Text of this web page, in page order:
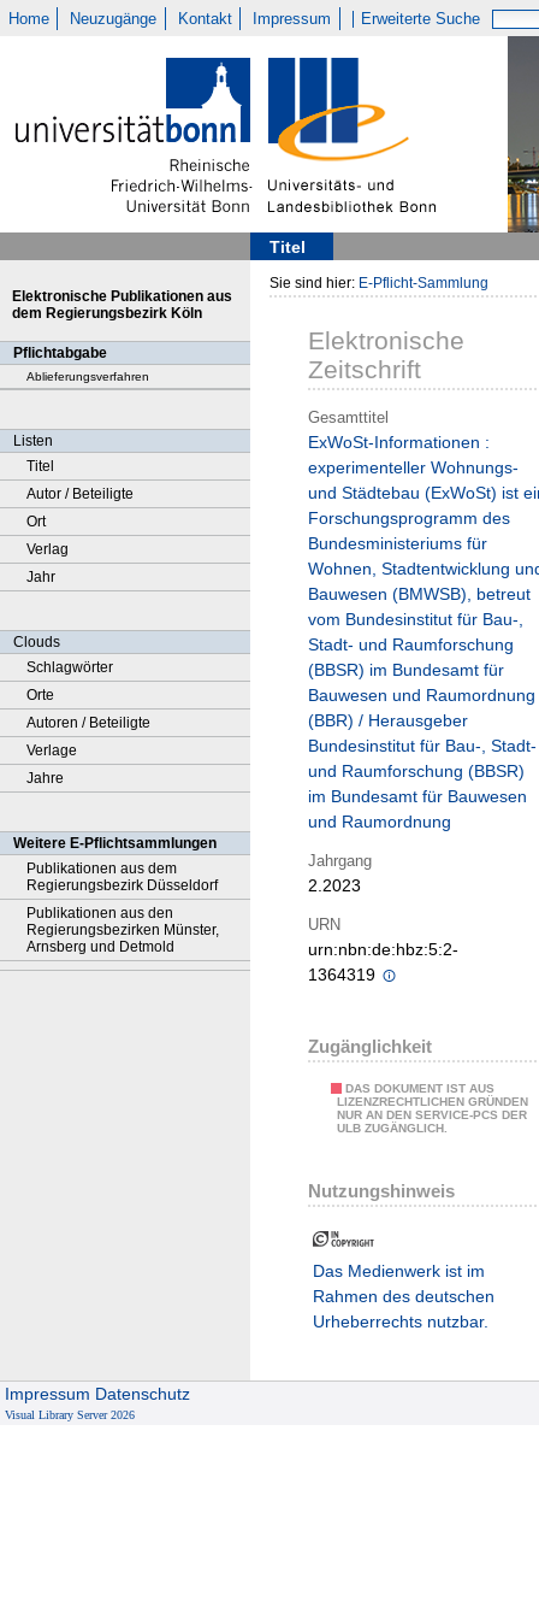
Home Neuzugänge Kontakt Impressum Erweiterte Suche
Titel
Elektronische Publikationen aus
dem Regierungsbezirk Köln
Pflichtabgabe
Ablieferungsverfahren
Listen
Titel
Autor / Beteiligte
Ort
Verlag
Jahr
Clouds
Schlagwörter
Orte
Autoren / Beteiligte
Verlage
Jahre
Weitere E-Pflichtsammlungen
Publikationen aus dem
Regierungsbezirk Düsseldorf
Publikationen aus den
Regierungsbezirken Münster,
Arnsberg und Detmold
Sie sind hier: E-Pflicht-Sammlung
Elektronische
Zeitschrift
Gesamttitel
ExWoSt-Informationen :
experimenteller Wohnungs-
und Städtebau (ExWoSt) ist
Forschungsprogramm des
Bundesministeriums für
Wohnen, Stadtentwicklung
Bauwesen (BMWSB), betreut
vom Bundesinstitut für Bau-,
Stadt- und Raumforschung
(BBSR) im Bundesamt für
Bauwesen und Raumordnung
(BBR) / Herausgeber
Bundesinstitut für Bau-, Stadt-
und Raumforschung (BBSR)
im Bundesamt für Bauwesen
und Raumordnung
Jahrgang
2.2023
URN
urn:nbn:de:hbz:5:2-
1364319
Zugänglichkeit
DAS DOKUMENT IST AUS
LIZENZRECHTLICHEN GRÜNDEN
NUR AN DEN SERVICE-PCS DER
ULB ZUGÄNGLICH.
Nutzungshinweis
Das Medienwerk ist im
Rahmen des deutschen
Urheberrechts nutzbar.
Impressum Datenschutz
Visual Library Server 2026